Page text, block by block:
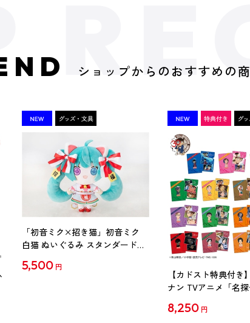
ショップからのおすすめの
「初音ミク×招き猫」初音ミク
白猫 ぬいぐるみ スタンダード
5,500 円
【カドスト特典付き
ナン TVアニメ「名
【1BOX】
8,250 円